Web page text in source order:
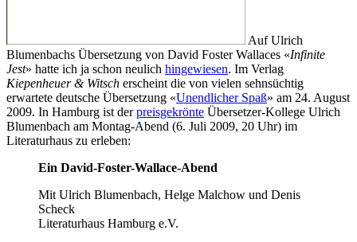
Auf Ulrich
Blumenbachs Übersetzung von David Foster Wallaces «Infinite
Jest» hatte ich ja schon neulich hingewiesen. Im Verlag
Kiepenheuer & Witsch erscheint die von vielen sehnsüchtig
erwartete deutsche Übersetzung «Unendlicher Spaß» am 24. August
2009. In Hamburg ist derpreisgekrönte Übersetzer-Kollege Ulrich
Blumenbach am Montag-Abend (6. Juli 2009, 20 Uhr) im
Literaturhaus zu erleben:
Ein David-Foster-Wallace-Abend
Mit Ulrich Blumenbach, Helge Malchow und Denis
Scheck
Literaturhaus Hamburg e.V.